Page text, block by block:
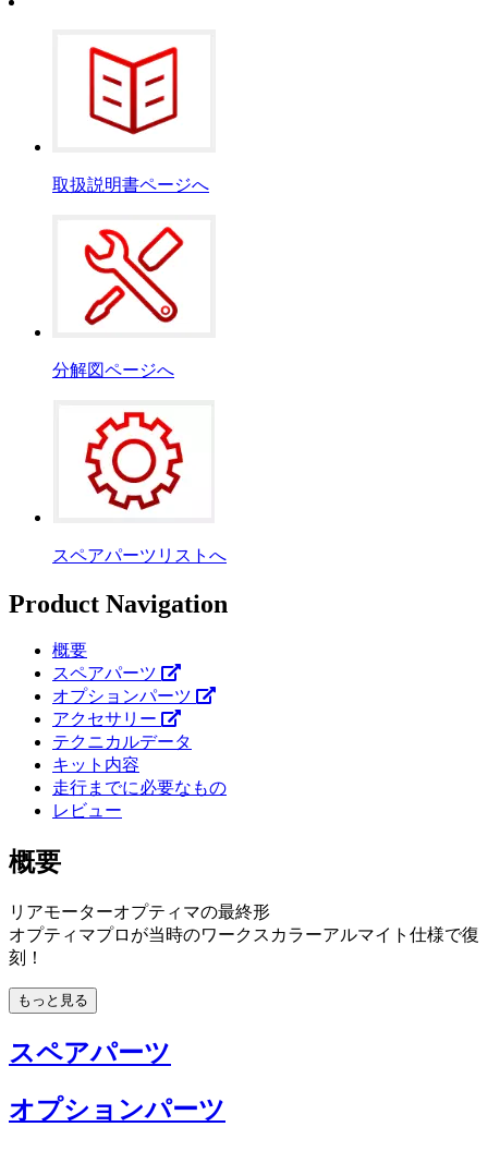
取扱説明書ページへ
分解図ページへ
スペアパーツリストへ
Product Navigation
概要
スペアパーツ
オプションパーツ
アクセサリー
テクニカルデータ
キット内容
走行までに必要なもの
レビュー
概要
リアモーターオプティマの最終形
オプティマプロが当時のワークスカラーアルマイト仕様で復
刻！
もっと見る
スペアパーツ
オプションパーツ